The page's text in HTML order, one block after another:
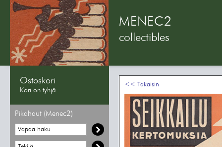
MENEC2
collectibles
Ostoskori
Kori on tyhjä
Pikahaut (Menec2)
<< Takaisin